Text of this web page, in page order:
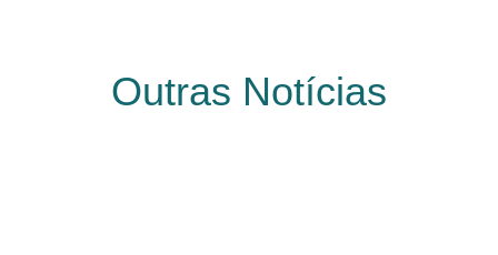
Outras Notícias